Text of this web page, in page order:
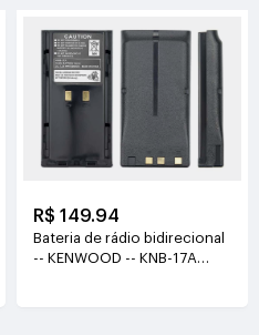
R$ 149.94
Bateria de rádio bidirecional
-- KENWOOD -- KNB-17A